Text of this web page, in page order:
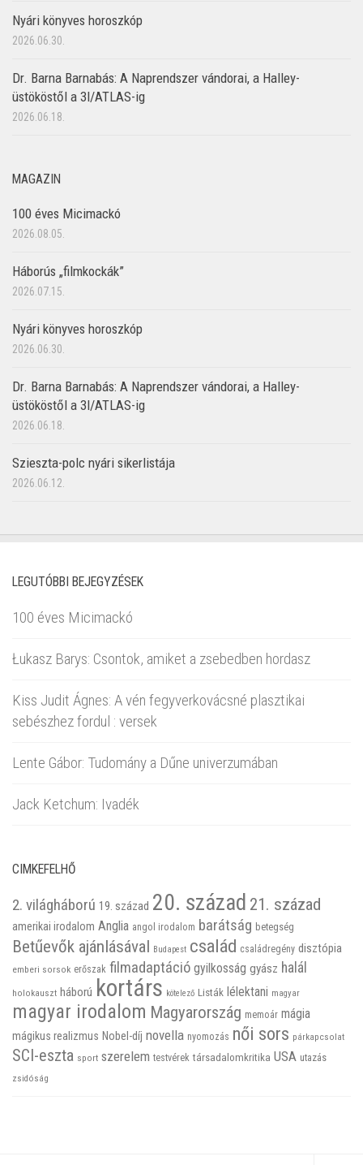
Nyári könyves horoszkóp
2026.06.30.
Dr. Barna Barnabás: A Naprendszer vándorai, a Halley-
üstököstől a 3I/ATLAS-ig
2026.06.18.
MAGAZIN
100 éves Micimackó
2026.08.05.
Háborús „filmkockák”
2026.07.15.
Nyári könyves horoszkóp
2026.06.30.
Dr. Barna Barnabás: A Naprendszer vándorai, a Halley-
üstököstől a 3I/ATLAS-ig
2026.06.18.
Szieszta-polc nyári sikerlistája
2026.06.12.
LEGUTÓBBI BEJEGYZÉSEK
100 éves Micimackó
Łukasz Barys: Csontok, amiket a zsebedben hordasz
Kiss Judit Ágnes: A vén fegyverkovácsné plasztikai
sebészhez fordul : versek
Lente Gábor: Tudomány a Dűne univerzumában
Jack Ketchum: Ivadék
CIMKEFELHŐ
2. világháború 19. század 20. század 21. század
amerikai irodalom Anglia angol irodalom barátság betegség
Betűevők ajánlásával Budapest család családregény disztópia
emberi sorsok erőszak filmadaptáció gyilkosság gyász halál
holokauszt háború kortárs kötelező Listák lélektani magyar
magyar irodalom Magyarország memoár mágia
mágikus realizmus Nobel-díj novella nyomozás női sors párkapcsolat
SCI-eszta sport szerelem testvérek társadalomkritika USA utazás
zsidóság